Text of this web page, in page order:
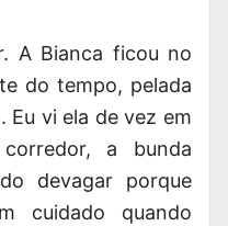
A Bianca ficou no
do tempo, pelada
Eu vi ela de vez em
a bunda
devagar porque
cuidado quando